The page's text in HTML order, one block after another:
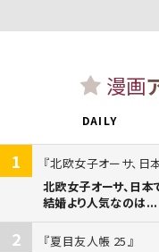
漫画
DAILY
1
北欧女子オーサ、日
北欧女子オーサ、日本
結婚より人気なのは...
2
夏目友人帳 25